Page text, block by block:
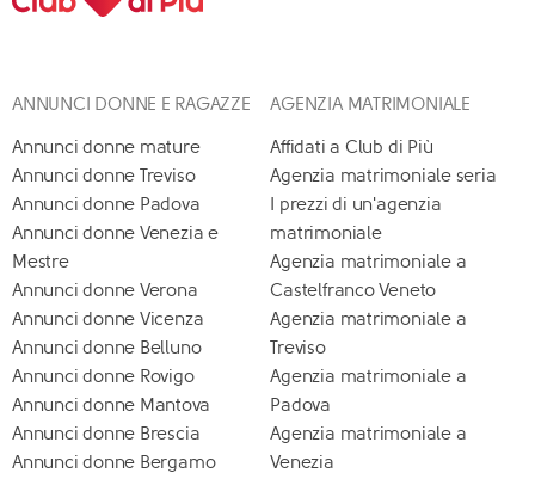
ANNUNCI DONNE E RAGAZZE
Annunci donne mature
Annunci donne Treviso
Annunci donne Padova
Annunci donne Venezia e
Mestre
Annunci donne Verona
Annunci donne Vicenza
Annunci donne Belluno
Annunci donne Rovigo
Annunci donne Mantova
Annunci donne Brescia
Annunci donne Bergamo
AGENZIA MATRIMONIALE
Affidati a Club di Più
Agenzia matrimoniale seria
I prezzi di un'agenzia
matrimoniale
Agenzia matrimoniale a
Castelfranco Veneto
Agenzia matrimoniale a
Treviso
Agenzia matrimoniale a
Padova
Agenzia matrimoniale a
Venezia